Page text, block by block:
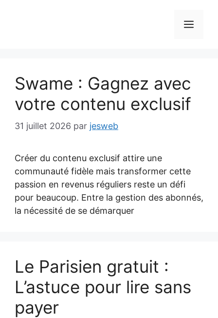
Swame : Gagnez avec
votre contenu exclusif
31 juillet 2026 par jesweb
Créer du contenu exclusif attire une
communauté fidèle mais transformer cette
passion en revenus réguliers reste un défi
pour beaucoup. Entre la gestion des abonnés,
la nécessité de se démarquer
Le Parisien gratuit :
L’astuce pour lire sans
payer